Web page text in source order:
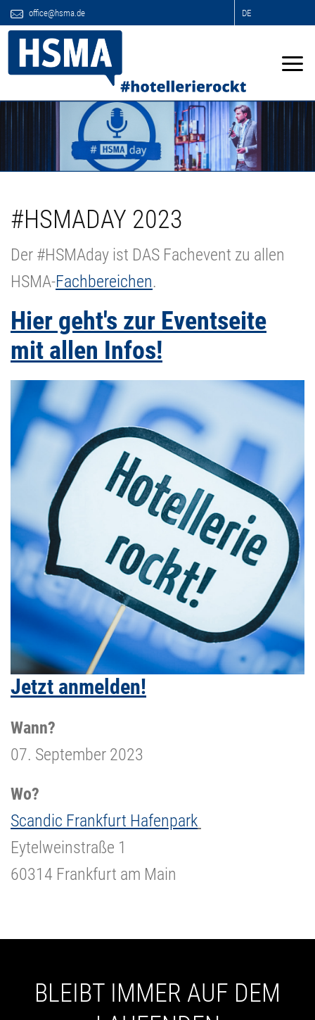
office@hsma.de DE
#HSMADAY 2023
Der #HSMAday ist DAS Fachevent zu allen
HSMA-Fachbereichen.
Hier geht's zur Eventseite
mit allen Infos!
Jetzt anmelden!
Wann?
07. September 2023
Wo?
Scandic Frankfurt Hafenpark
Eytelweinstraße 1
60314 Frankfurt am Main
BLEIBT IMMER AUF DEM